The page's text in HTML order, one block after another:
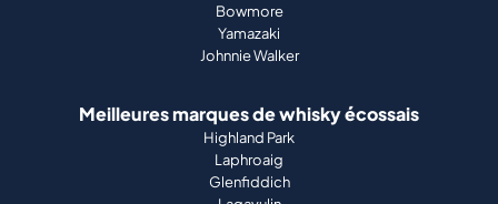
Bowmore
Yamazaki
Johnnie Walker
Meilleures marques de whisky écossais
Highland Park
Laphroaig
Glenfiddich